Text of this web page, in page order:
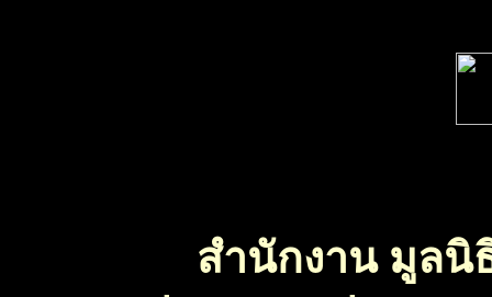
สำนักงาน มูลนิ